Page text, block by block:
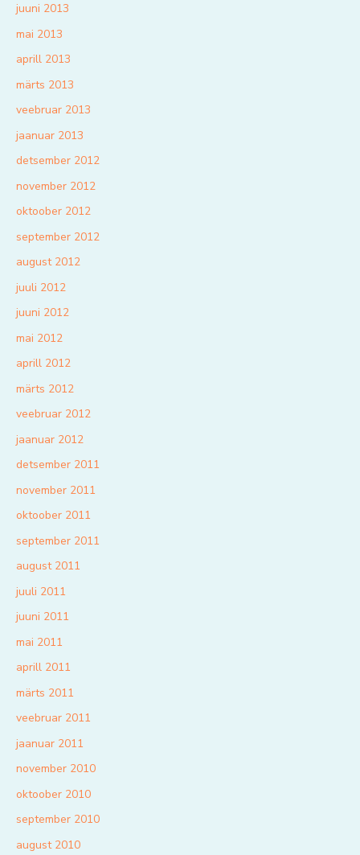
juuni 2013
mai 2013
aprill 2013
märts 2013
veebruar 2013
jaanuar 2013
detsember 2012
november 2012
oktoober 2012
september 2012
august 2012
juuli 2012
juuni 2012
mai 2012
aprill 2012
märts 2012
veebruar 2012
jaanuar 2012
detsember 2011
november 2011
oktoober 2011
september 2011
august 2011
juuli 2011
juuni 2011
mai 2011
aprill 2011
märts 2011
veebruar 2011
jaanuar 2011
november 2010
oktoober 2010
september 2010
august 2010